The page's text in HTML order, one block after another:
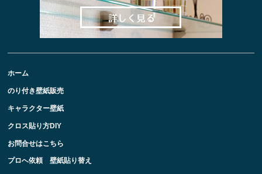
ホーム
のり付き壁紙販売
キャラクター壁紙
クロス貼り方DIY
お問合せはこちら
プロへ依頼 壁紙貼り替え